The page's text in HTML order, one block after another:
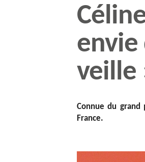
envie
veille
Connue du grand
France.